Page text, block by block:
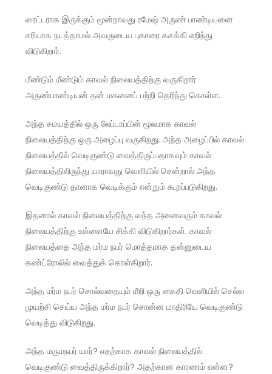
ரைட்டராக இருக்கும் மூன்றாவது ரமேஷ் அருண் பாண்டியனை
சரியாக நடத்தாமல் அவருடைய புகாரை கசக்கி எறிந்து
விடுகிறார்.
மீண்டும் மீண்டும் காவல் நிலையத்திற்கு வருகிறார்
அருண்பாண்டியன் தன் மகனைப் பற்றி தெரிந்து கொள்ள.
அந்த சமயத்தில் ஒரு லேப்டாப்பின் மூலமாக காவல்
நிலையத்திற்கு ஒரு அழைப்பு வருகிறது. அந்த அழைப்பில் காவல்
நிலையத்தில் வெடிகுண்டு வைத்திருப்பதாகவும் காவல்
நிலையத்திலிருந்து யாராவது வெளியில் சென்றால் அந்த
வெடிகுண்டு தானாக வெடிக்கும் என்றும் கூறப்படுகிறது.
இதனால் காவல் நிலையத்திற்கு வந்த அனைவரும் காவல்
நிலையத்திற்கு உள்ளையே சிக்கி விடுகிறார்கள். காவல்
நிலையத்தை அந்த மர்ம நபர் மொத்தமாக தன்னுடைய
கண்ட்ரோலில் வைத்துக் கொள்கிறார்.
அந்த மர்ம நபர் சொல்வதையும் மீறி ஒரு கைதி வெளியில் செல்ல
முயற்சி செய்ய அந்த மர்ம நபர் சொன்ன மாதிரியே வெடிகுண்டு
வெடித்து விடுகிறது.
அந்த மருமநபர் யார்? எதற்காக காவல் நிலையத்தில்
வெடிகுண்டு வைத்திருக்கிறார்? அதற்கான காரணம் என்ன?